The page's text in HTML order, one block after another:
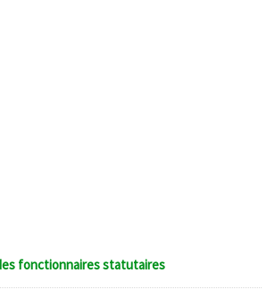
fonctionnaires statutaires